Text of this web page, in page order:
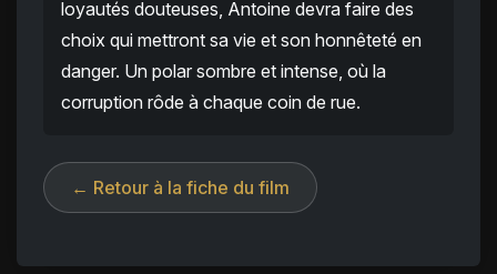
loyautés douteuses, Antoine devra faire des
choix qui mettront sa vie et son honnêteté en
danger. Un polar sombre et intense, où la
corruption rôde à chaque coin de rue.
← Retour à la fiche du film